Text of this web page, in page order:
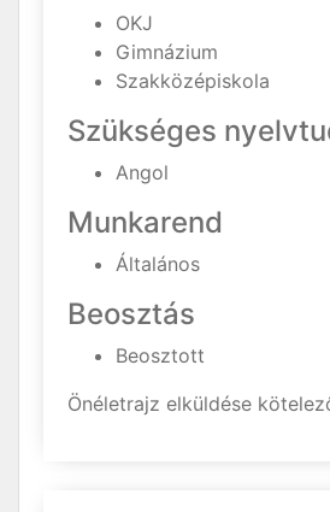
OKJ
Gimnázium
Szakközépiskola
Szükséges
Angol
Munkarend
Általános
Beosztás
Beosztott
Önéletrajz elküldése